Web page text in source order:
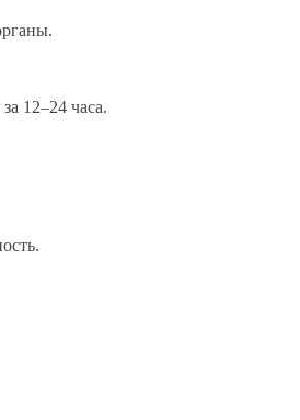
12–24 часа.